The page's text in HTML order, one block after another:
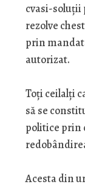
cvasi-soluții
rezolve
prin
autorizat.
Toți ceilalți
să se
politice prin
Acesta din